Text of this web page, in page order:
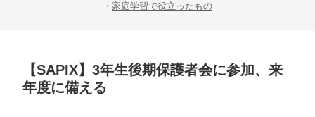
・ 家庭学習で役立ったもの
【SAPIX】3年生後期保護者会に参加、来
年度に備える